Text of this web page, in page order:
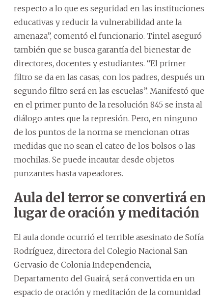
respecto a lo que es seguridad en las instituciones
educativas y reducir la vulnerabilidad ante la
amenaza”, comentó el funcionario. Tintel aseguró
también que se busca garantía del bienestar de
directores, docentes y estudiantes. “El primer
filtro se da en las casas, con los padres, después un
segundo filtro será en las escuelas”. Manifestó que
en el primer punto de la resolución 845 se insta al
diálogo antes que la represión. Pero, en ninguno
de los puntos de la norma se mencionan otras
medidas que no sean el cateo de los bolsos o las
mochilas. Se puede incautar desde objetos
punzantes hasta vapeadores.
Aula del terror se convertirá en
lugar de oración y meditación
El aula donde ocurrió el terrible asesinato de Sofía
Rodríguez, directora del Colegio Nacional San
Gervasio de Colonia Independencia,
Departamento del Guairá, será convertida en un
espacio de oración y meditación de la comunidad